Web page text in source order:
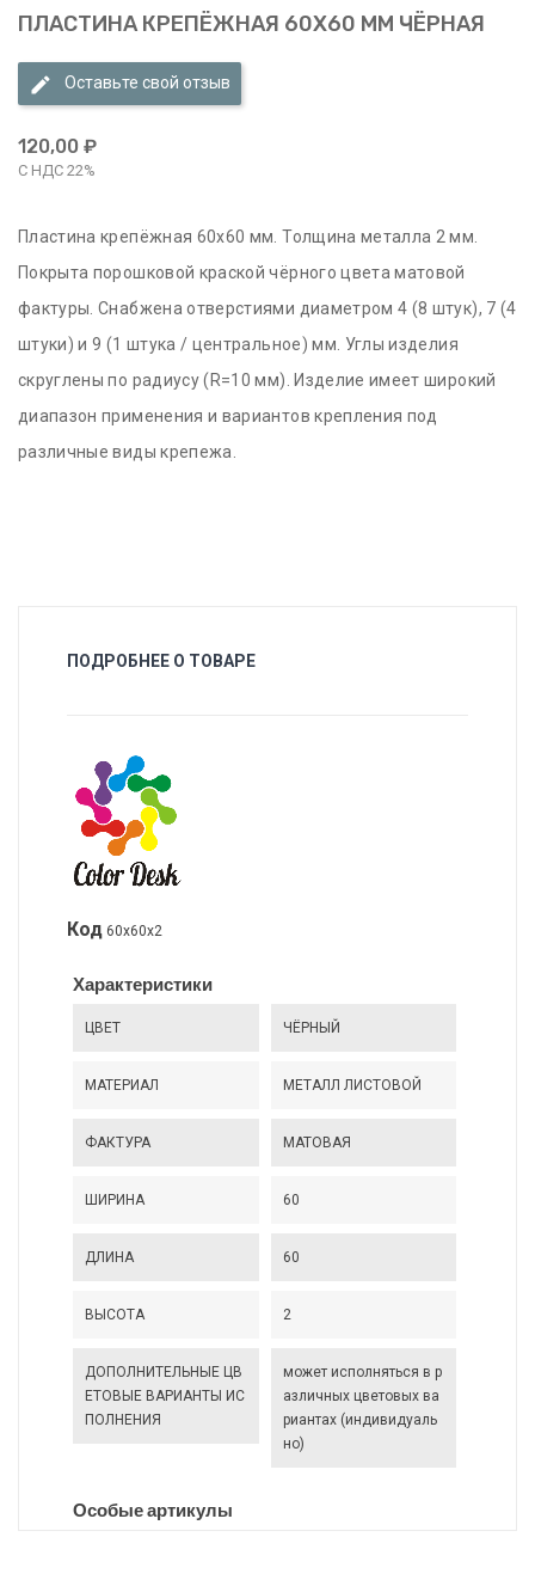
ПЛАСТИНА КРЕПЁЖНАЯ 60Х60 ММ ЧЁРНАЯ
Оставьте свой отзыв
120,00 ₽
С НДС 22%
Пластина крепёжная 60х60 мм. Толщина металла 2 мм.
Покрыта порошковой краской чёрного цвета матовой
фактуры. Снабжена отверстиями диаметром 4 (8 штук), 7 (4
штуки) и 9 (1 штука / центральное) мм. Углы изделия
скруглены по радиусу (R=10 мм). Изделие имеет широкий
диапазон применения и вариантов крепления под
различные виды крепежа.
ПОДРОБНЕЕ О ТОВАРЕ
Код 60х60х2
Характеристики
ЦВЕТ ЧЁРНЫЙ
МАТЕРИАЛ МЕТАЛЛ ЛИСТОВОЙ
ФАКТУРА МАТОВАЯ
ШИРИНА 60
ДЛИНА 60
ВЫСОТА 2
ДОПОЛНИТЕЛЬНЫЕ ЦВ
ЕТОВЫЕ ВАРИАНТЫ ИС
ПОЛНЕНИЯ
может исполняться в р
азличных цветовых ва
риантах (индивидуаль
но)
Особые артикулы